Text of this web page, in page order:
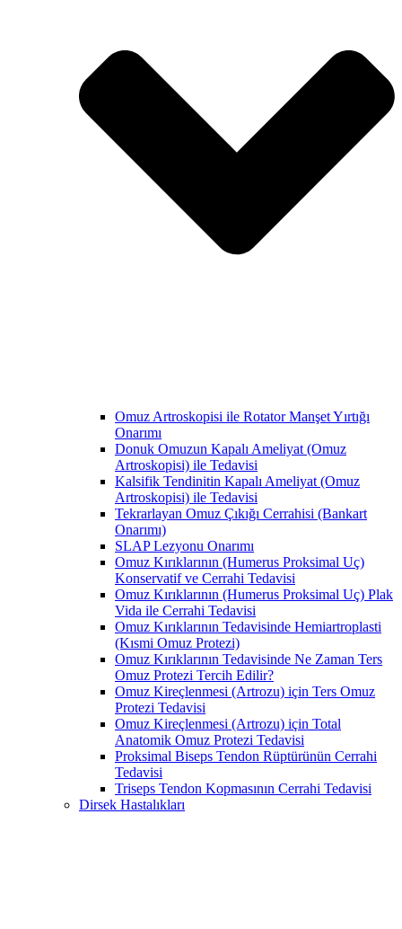
Omuz Artroskopisi ile Rotator Manşet Yırtığı
Onarımı
Donuk Omuzun Kapalı Ameliyat (Omuz
Artroskopisi) ile Tedavisi
Kalsifik Tendinitin Kapalı Ameliyat (Omuz
Artroskopisi) ile Tedavisi
Tekrarlayan Omuz Çıkığı Cerrahisi (Bankart
Onarımı)
SLAP Lezyonu Onarımı
Omuz Kırıklarının (Humerus Proksimal Uç)
Konservatif ve Cerrahi Tedavisi
Omuz Kırıklarının (Humerus Proksimal Uç) Plak
Vida ile Cerrahi Tedavisi
Omuz Kırıklarının Tedavisinde Hemiartroplasti
(Kısmi Omuz Protezi)
Omuz Kırıklarının Tedavisinde Ne Zaman Ters
Omuz Protezi Tercih Edilir?
Omuz Kireçlenmesi (Artrozu) için Ters Omuz
Protezi Tedavisi
Omuz Kireçlenmesi (Artrozu) için Total
Anatomik Omuz Protezi Tedavisi
Proksimal Biseps Tendon Rüptürünün Cerrahi
Tedavisi
Triseps Tendon Kopmasının Cerrahi Tedavisi
Dirsek Hastalıkları